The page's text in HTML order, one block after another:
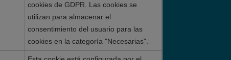
cookies de GDPR. Las cookies se
utilizan para almacenar el
consentimiento del usuario para las
cookies en la categoría "Necesarias".